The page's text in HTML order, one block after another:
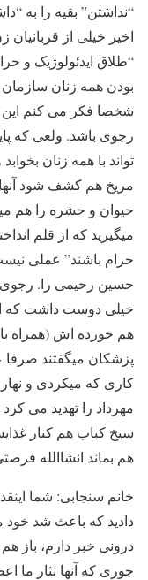
“نداشتن” بقیه را به
اخیر خیلی از
“طلاق ایدئولوژیک و
بودن همه زنان
شخصا فکر می کنم این
رجوی باشد. ولعی که
تواند با همه زنان
مریخ هم کشف شود
حیوان و حشره را هم
میگیرید که از قلم
حرام باشند” عملی
حسین رحیمی را.
خیلی دوست داشت که
هم خورده اش (همراه
پزشکان میگفتند
کاری که میکردی و نهار
مهرداد را تهدید می
سیخ کباب هم کنار
هم بماند انشاالله
خانم سنجابی: شما
دادید که باعث شد خود
درونی خبر دارم، باز
جوری که آنها نثار ما